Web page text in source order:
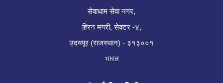
सेवाधाम सेवा नगर,
हिरन मगरी, सेक्टर -४,
उदयपूर (राजस्थान) - ३१३००१
भारत